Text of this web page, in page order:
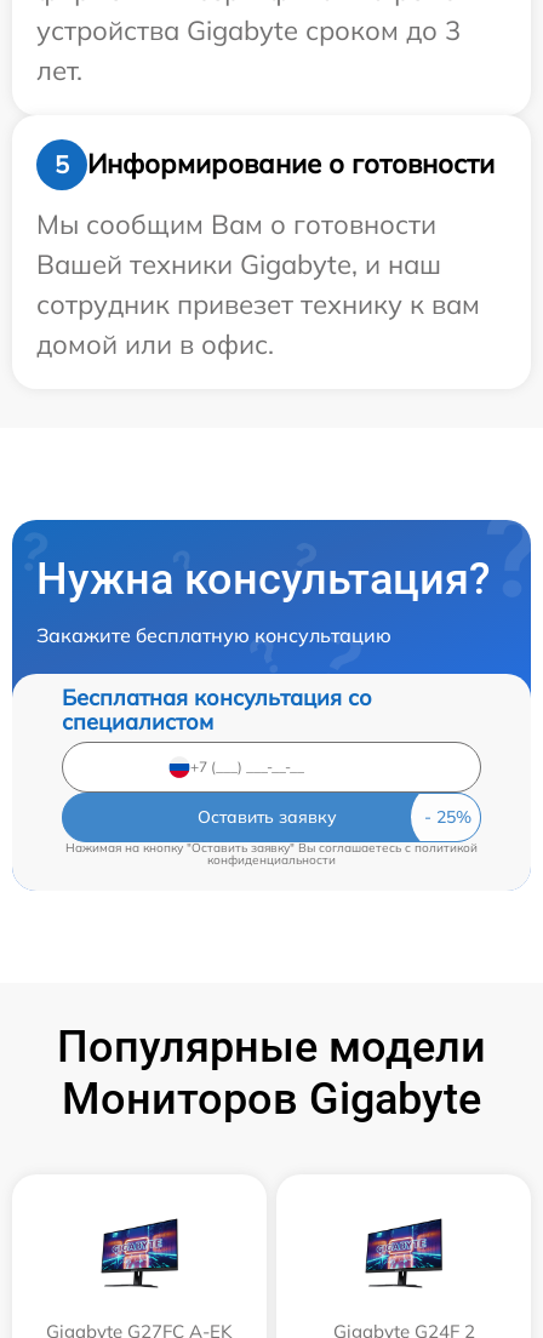
устройства Gigabyte сроком до 3
лет.
5
Информирование о готовности
Мы сообщим Вам о готовности
Вашей техники Gigabyte, и наш
сотрудник привезет технику к вам
домой или в офис.
Нужна консультация?
Закажите бесплатную консультацию
Бесплатная консультация со
специалистом
Оставить заявку
Нажимая на кнопку "Оставить заявку" Вы соглашаетесь cполитикой
конфиденциальности
Популярные модели
Мониторов Gigabyte
Gigabyte G27FC A-EK Gigabyte G24F 2